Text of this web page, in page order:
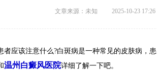
文章来源：未知 2025-10-23 17:26
应该注意什么?白斑病是一种常见的皮肤病，患
温州白癜风医院详细了解一下吧。